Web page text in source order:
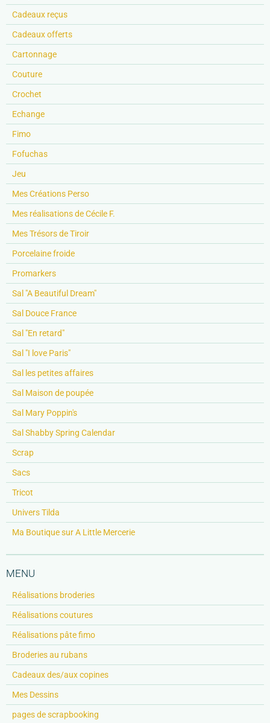
Cadeaux reçus
Cadeaux offerts
Cartonnage
Couture
Crochet
Echange
Fimo
Fofuchas
Jeu
Mes Créations Perso
Mes réalisations de Cécile F.
Mes Trésors de Tiroir
Porcelaine froide
Promarkers
Sal "A Beautiful Dream"
Sal Douce France
Sal "En retard"
Sal "I love Paris"
Sal les petites affaires
Sal Maison de poupée
Sal Mary Poppin's
Sal Shabby Spring Calendar
Scrap
Sacs
Tricot
Univers Tilda
Ma Boutique sur A Little Mercerie
MENU
Réalisations broderies
Réalisations coutures
Réalisations pâte fimo
Broderies au rubans
Cadeaux des/aux copines
Mes Dessins
pages de scrapbooking